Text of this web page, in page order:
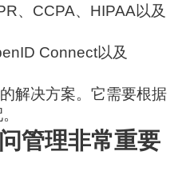
、CCPA、HIPAA以及
Connect以及
解决方案。它需要根据
管理非常重要